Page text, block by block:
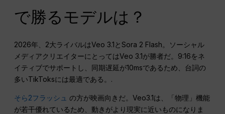
で勝るモデルは？
2026年、2大ライバルはVeo 3.1とSora 2 Flash。ソーシャル
メディアクリエイターにとってはVeo 3.1が勝者だ。9:16をネ
イティブでサポートし、同期遅延が10msであるため、台詞の
多いTikToksには最適である。.
そら2フラッシュ の方が映画向きだ。Veo3.1は、「物理」機能
が若干優れているため、動きがより現実に近いものになりま